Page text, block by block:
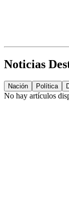
Noticias
Nación Política
No hay artículos